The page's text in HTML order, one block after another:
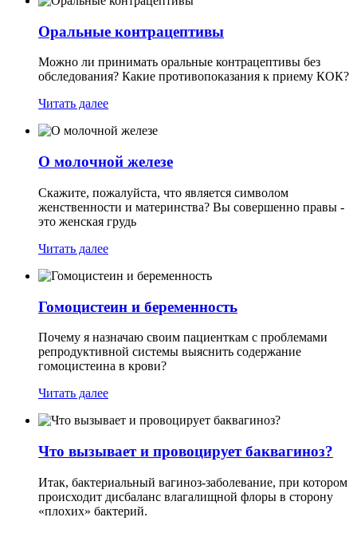
Оральные контрацептивы
Можно ли принимать оральные контрацептивы без
обследования? Какие противопоказания к приему КОК?
Читать далее
О молочной железе
Скажите, пожалуйста, что является символом
женственности и материнства? Вы совершенно правы -
это женская грудь
Читать далее
Гомоцистеин и беременность
Почему я назначаю своим пациенткам с проблемами
репродуктивной системы выяснить содержание
гомоцистеина в крови?
Читать далее
Что вызывает и провоцирует баквагиноз?
Итак, бактериальный вагиноз-заболевание, при котором
происходит дисбаланс влагалищной флоры в сторону
«плохих» бактерий.